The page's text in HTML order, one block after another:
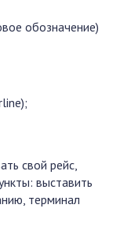
обозначение)
свой рейс,
выставить
терминал